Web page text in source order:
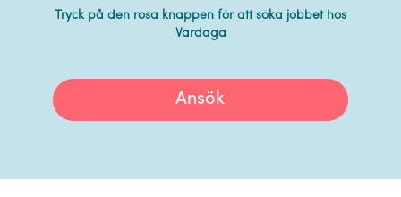
Tryck på den rosa knappen för att söka jobbet hos
Vardaga
Ansök